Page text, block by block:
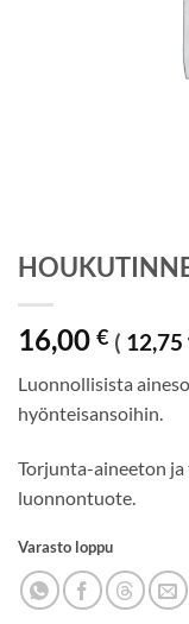
16,00 € ( 12,75
Luonnollisista
hyönteisansoihin.
Torjunta-aineeton
luonnontuote.
Varasto loppu